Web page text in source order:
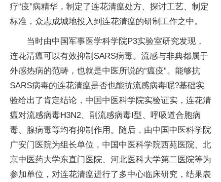
疗“疫”病精华，制定了连花清瘟处方、探讨工艺、制定
标准，众志成城地投入到连花清瘟的研制工作之中。
当时由中国军事医学科学院P3实验室研究发现，
连花清瘟可以有效抑制SARS病毒。流感与非典都属于
外感热病的范畴，也就是中医所说的“瘟疫”。能够抗
SARS病毒的连花清瘟是否也能抗流感病毒呢?基础实
验给出了肯定结论，中国中医科学院实验证实，连花清
瘟对流感病毒H3N2、副流感病毒I型、呼吸道合胞病
毒、腺病毒等均有抑制作用。随后，由中国中医科学院
广安门医院为组长单位，中国中医科学院西苑医院、北
京中医药大学东直门医院、河北医科大学第二医院等为
参加单位，对连花清瘟进行了多中心临床研究，结果表